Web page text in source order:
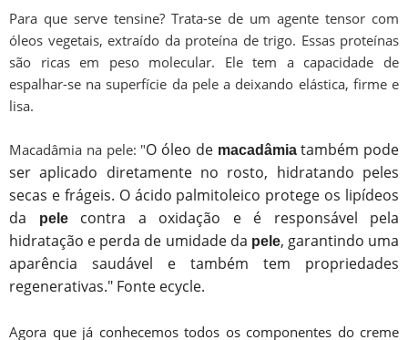
Para que serve tensine? Trata-se de um agente tensor com
óleos vegetais, extraído da proteína de trigo. Essas proteínas
são ricas em peso molecular. Ele tem a capacidade de
espalhar-se na superfície da pele a deixando elástica, firme e
lisa.
Macadâmia na pele: "O óleo de macadâmiatambém pode
ser aplicado diretamente no rosto, hidratando peles
secas e frágeis. O ácido palmitoleico protege os lipídeos
da
pelecontra a oxidação e é responsável pela
hidratação e perda de umidade da pele, garantindo uma
aparência saudável e também tem propriedades
regenerativas." Fonte ecycle.
Agora que já conhecemos todos os componentes do creme